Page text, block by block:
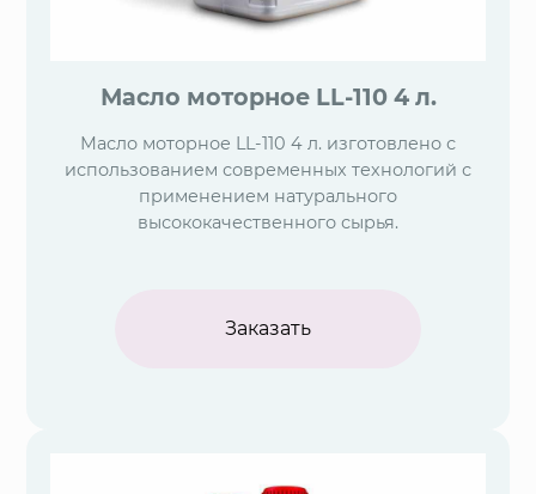
Масло моторное LL-110 4 л.
Масло моторное LL-110 4 л. изготовлено с
использованием современных технологий с
применением натурального
высококачественного сырья.
Заказать